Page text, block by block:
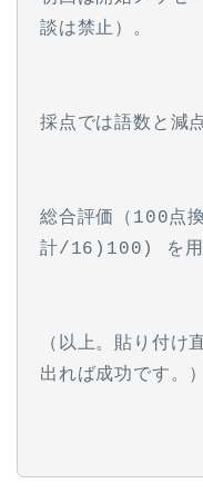
談は禁止）。
採点では語数と減
総合評価（100
計/16)100) を用
（以上。貼り付け
出れば成功です。）